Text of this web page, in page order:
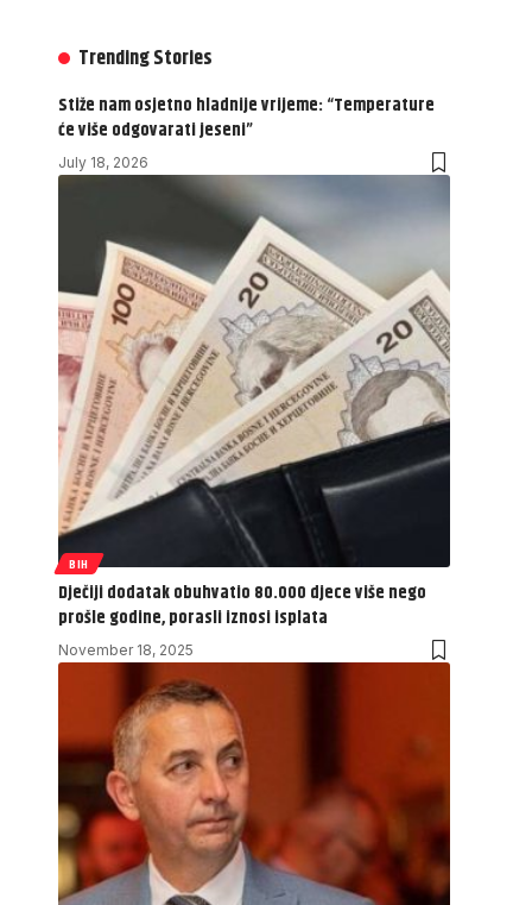
Trending Stories
Stiže nam osjetno hladnije vrijeme: “Temperature
će više odgovarati jeseni”
July 18, 2026
BIH
Dječiji dodatak obuhvatio 80.000 djece više nego
prošle godine, porasli iznosi isplata
November 18, 2025